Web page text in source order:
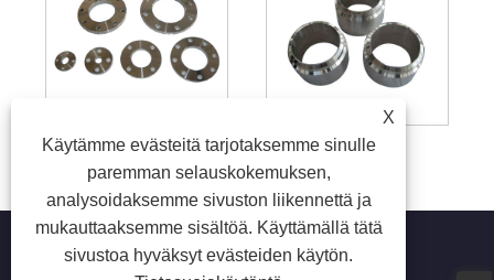
Litteä laippa Erikoislaippa
X
Käytämme evästeitä tarjotaksemme sinulle
paremman selauskokemuksen,
analysoidaksemme sivuston liikennettä ja
mukauttaaksemme sisältöä. Käyttämällä tätä
sivustoa hyväksyt evästeiden käytön.